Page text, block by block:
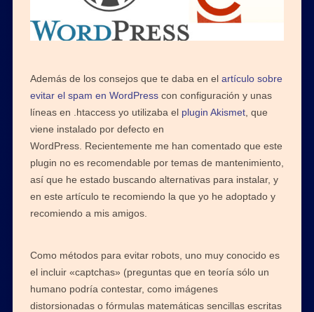
Además de los consejos que te daba en el artículo sobre
evitar el spam en WordPresscon configuración y unas
líneas en .htaccess yo utilizaba el plugin Akismet, que
viene instalado por defecto en
WordPress. Recientemente me han comentado que este
plugin no es recomendable por temas de mantenimiento,
así que he estado buscando alternativas para instalar, y
en este artículo te recomiendo la que yo he adoptado y
recomiendo a mis amigos.
Como métodos para evitar robots, uno muy conocido es
el incluir «captchas» (preguntas que en teoría sólo un
humano podría contestar, como imágenes
distorsionadas o fórmulas matemáticas sencillas escritas